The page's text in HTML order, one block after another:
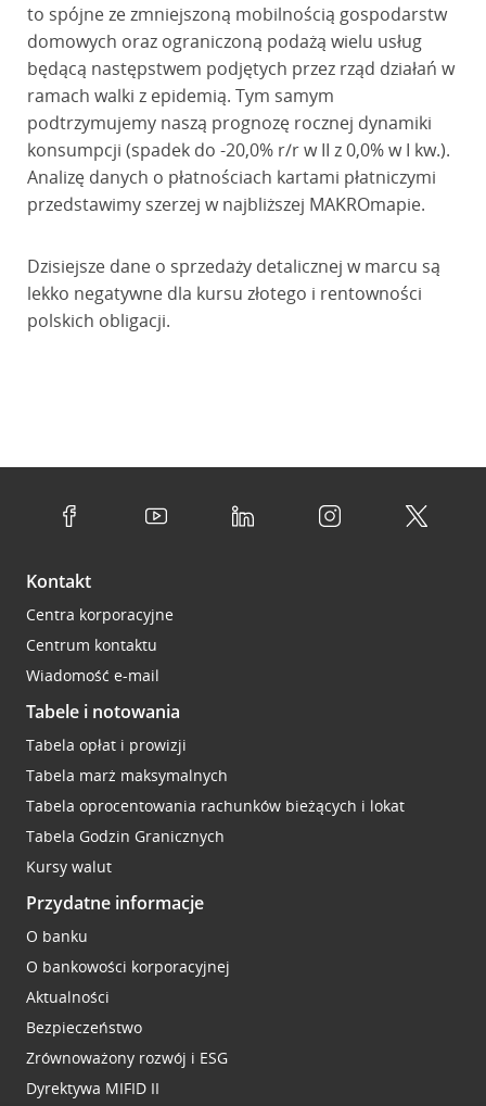
to spójne ze zmniejszoną mobilnością gospodarstw
domowych oraz ograniczoną podażą wielu usług
będącą następstwem podjętych przez rząd działań w
ramach walki z epidemią. Tym samym
podtrzymujemy naszą prognozę rocznej dynamiki
konsumpcji (spadek do -20,0% r/r w II z 0,0% w I kw.).
Analizę danych o płatnościach kartami płatniczymi
przedstawimy szerzej w najbliższej MAKROmapie.
Dzisiejsze dane o sprzedaży detalicznej w marcu są
lekko negatywne dla kursu złotego i rentowności
polskich obligacji.
Kontakt
Centra korporacyjne
Centrum kontaktu
Wiadomość e-mail
Tabele i notowania
Tabela opłat i prowizji
Tabela marż maksymalnych
Tabela oprocentowania rachunków bieżących i lokat
Tabela Godzin Granicznych
Kursy walut
Przydatne informacje
O banku
O bankowości korporacyjnej
Aktualności
Bezpieczeństwo
Zrównoważony rozwój i ESG
Dyrektywa MIFID II